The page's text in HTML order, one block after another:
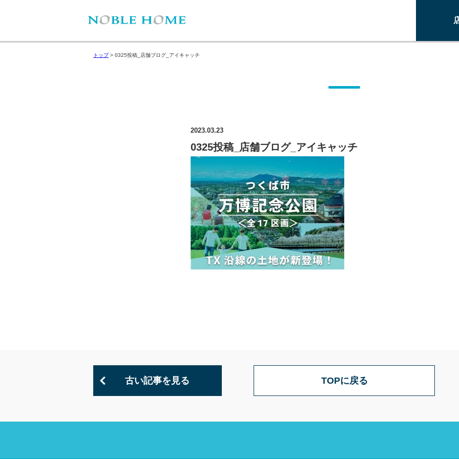
トップ> 0325投稿_店舗ブログ_アイキャッチ
2023.03.23
0325投稿_店舗ブログ_アイキャッチ
古い記事を見る TOPに戻る